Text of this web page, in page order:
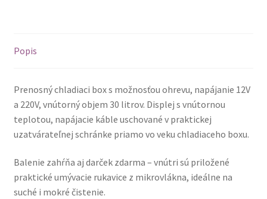
Popis
Prenosný chladiaci box s možnosťou ohrevu, napájanie 12V
a 220V, vnútorný objem 30 litrov. Displej s vnútornou
teplotou, napájacie káble uschované v praktickej
uzatvárateľnej schránke priamo vo veku chladiaceho boxu.
Balenie zahŕňa aj darček zdarma – vnútri sú priložené
praktické umývacie rukavice z mikrovlákna, ideálne na
suché i mokré čistenie.